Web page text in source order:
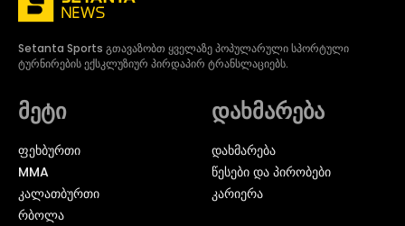
Setanta Sports გთავაზობთ ყველაზე პოპულარული სპორტული
ტურნირების ექსკლუზიურ პირდაპირ ტრანსლაციებს.
მეტი
ᲤᲔᲮᲑᲣᲠᲗᲘ
MMA
ᲙᲐᲚᲐᲗᲑᲣᲠᲗᲘ
ᲠᲑᲝᲚᲐ
დახმარება
დახმარება
წესები და პირობები
კარიერა